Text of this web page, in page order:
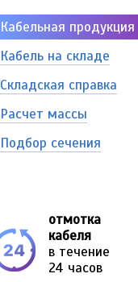
Кабельная продукция
Кабель на складе
Складская справка
Расчет массы
Подбор сечения
отмотка
кабеля
в течение
24 часов